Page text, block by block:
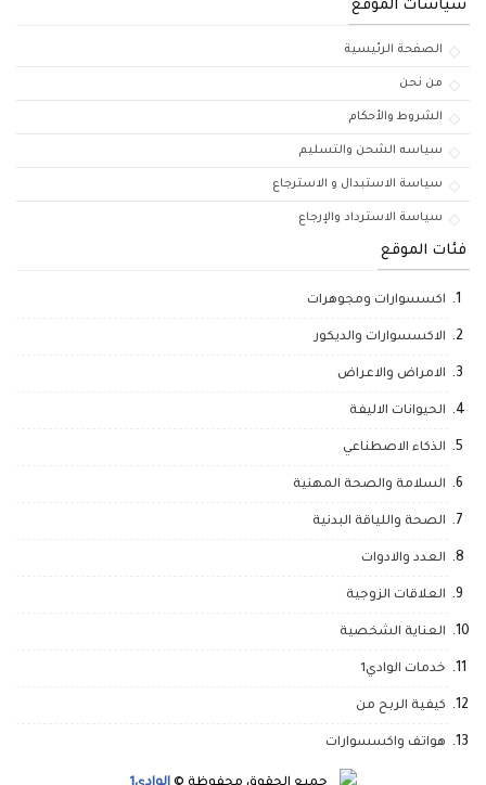
سياسات الموقع
الصفحة الرئيسية
من نحن
الشروط والأحكام
سياسه الشحن والتسليم
سياسة الاستبدال و الاسترجاع
سياسة الاسترداد والإرجاع
فئات الموقع
اكسسوارات ومجوهرات
الاكسسوارات والديكور
الامراض والاعراض
الحيوانات الاليفة
الذكاء الاصطناعي
السلامة والصحة المهنية
الصحة واللياقة البدنية
العدد والادوات
العلاقات الزوجية
العناية الشخصية
خدمات الوادي1
كيفية الربح من
هواتف واكسسوارات